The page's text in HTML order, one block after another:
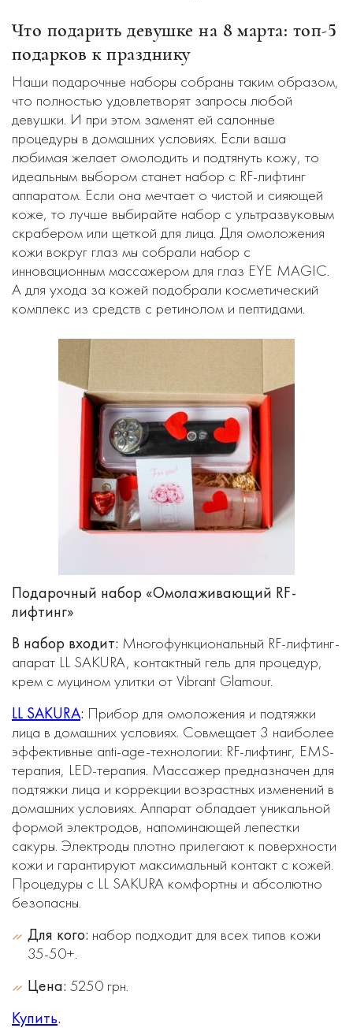
Что подарить девушке на 8 марта: топ-5
подарков к празднику
Наши подарочные наборы собраны таким образом,
что полностью удовлетворят запросы любой
девушки. И при этом заменят ей салонные
процедуры в домашних условиях. Если ваша
любимая желает омолодить и подтянуть кожу, то
идеальным выбором станет набор с RF-лифтинг
аппаратом. Если она мечтает о чистой и сияющей
коже, то лучше выбирайте набор с ультразвуковым
скрабером или щеткой для лица. Для омоложения
кожи вокруг глаз мы собрали набор с
инновационным массажером для глаз EYE MAGIC.
А для ухода за кожей подобрали косметический
комплекс из средств с ретинолом и пептидами.
Подарочный набор «Омолаживающий RF-
лифтинг»
В набор входит: Многофункциональный RF-лифтинг-
апарат LL SAKURA, контактный гель для процедур,
крем с муцином улитки от Vibrant Glamour.
LL SAKURA: Прибор для омоложения и подтяжки
лица в домашних условиях. Совмещает 3 наиболее
эффективные anti-age-технологии: RF-лифтинг, EMS-
терапия, LED-терапия. Массажер предназначен для
подтяжки лица и коррекции возрастных изменений в
домашних условиях. Аппарат обладает уникальной
формой электродов, напоминающей лепестки
сакуры. Электроды плотно прилегают к поверхности
кожи и гарантируют максимальный контакт с кожей.
Процедуры с LL SAKURA комфортны и абсолютно
безопасны.
Для кого: набор подходит для всех типов кожи
35-50+.
Цена: 5250 грн.
Купить.